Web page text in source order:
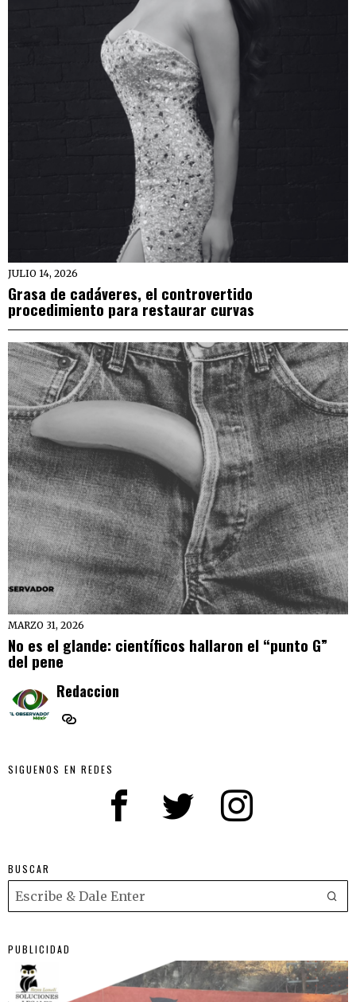
JULIO 14, 2026
Grasa de cadáveres, el controvertido
procedimiento para restaurar curvas
MARZO 31, 2026
No es el glande: científicos hallaron el “punto G”
del pene
Redaccion
SIGUENOS EN REDES
BUSCAR
PUBLICIDAD